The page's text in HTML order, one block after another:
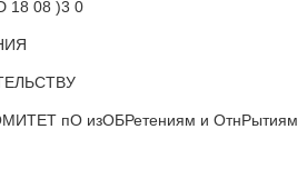
18 08 )3 0
пО изОБРетениям и ОтнРытиям